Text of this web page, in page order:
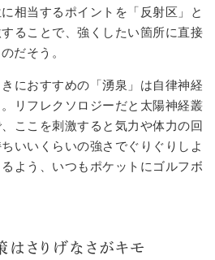
相当するポイントを「反射区」と
ることで、強くしたい箇所に直接
だそう。
におすすめの「湧泉」は自律神経
リフレクソロジーだと太陽神経叢
ここを刺激すると気力や体力の回
いいくらいの強さでぐりぐりしよ
よう、いつもポケットにゴルフボ
さりげなさがキモ